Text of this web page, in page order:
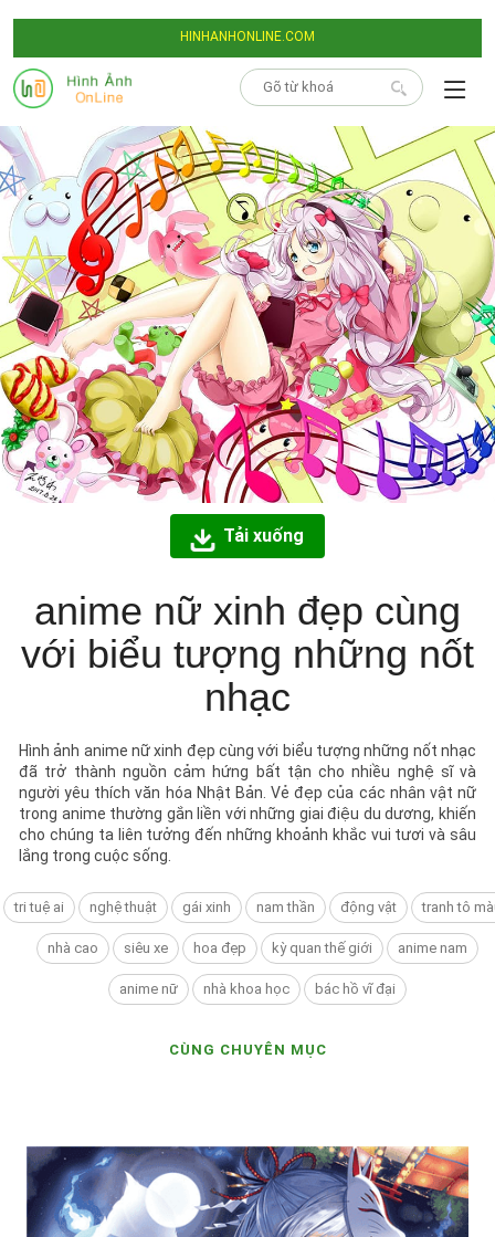
HINHANHONLINE.COM
Tải xuống
anime nữ xinh đẹp cùng
với biểu tượng những nốt
nhạc
Hình ảnh anime nữ xinh đẹp cùng với biểu tượng những nốt nhạc
đã trở thành nguồn cảm hứng bất tận cho nhiều nghệ sĩ và
người yêu thích văn hóa Nhật Bản. Vẻ đẹp của các nhân vật nữ
trong anime thường gắn liền với những giai điệu du dương, khiến
cho chúng ta liên tưởng đến những khoảnh khắc vui tươi và sâu
lắng trong cuộc sống.
tri tuệ ai nghệ thuật gái xinh nam thần động vật tranh tô
nhà cao siêu xe hoa đẹp kỳ quan thế giới anime nam
anime nữ nhà khoa học bác hồ vĩ đại
CÙNG CHUYÊN MỤC